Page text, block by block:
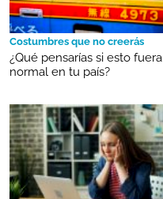
Costumbres que no creerás
¿Qué pensarías si esto fuera
normal en tu país?